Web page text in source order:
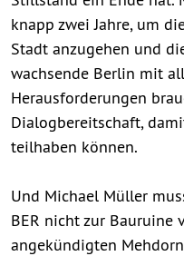
knapp zwei Jahre, um
Stadt anzugehen und
wachsende Berlin mit
Herausforderungen
Dialogbereitschaft,
teilhaben können.
Und Michael Müller
BER nicht zur Bauruine
angekündigten